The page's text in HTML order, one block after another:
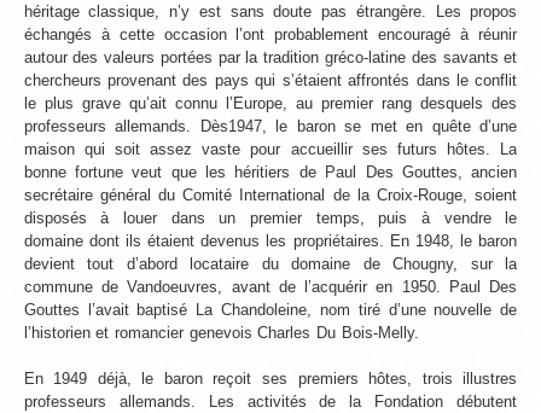
héritage classique, n’y est sans doute pas étrangère. Les propos
échangés à cette occasion l’ont probablement encouragé à réunir
autour des valeurs portées par la tradition gréco-latine des savants et
chercheurs provenant des pays qui s’étaient affrontés dans le conflit
le plus grave qu’ait connu l’Europe, au premier rang desquels des
professeurs allemands. Dès1947, le baron se met en quête d’une
maison qui soit assez vaste pour accueillir ses futurs hôtes. La
bonne fortune veut que les héritiers de Paul Des Gouttes, ancien
secrétaire général du Comité International de la Croix-Rouge, soient
disposés à louer dans un premier temps, puis à vendre le
domaine dont ils étaient devenus les propriétaires. En 1948, le baron
devient tout d’abord locataire du domaine de Chougny, sur la
commune de Vandoeuvres, avant de l’acquérir en 1950. Paul Des
Gouttes l’avait baptisé La Chandoleine, nom tiré d’une nouvelle de
l’historien et romancier genevois Charles Du Bois-Melly.
En 1949 déjà, le baron reçoit ses premiers hôtes, trois illustres
professeurs allemands. Les activités de la Fondation débutent